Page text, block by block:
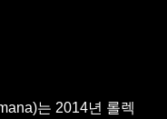
는 2014년 롤렉